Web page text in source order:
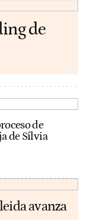
de
de
de Sílvia
avanza